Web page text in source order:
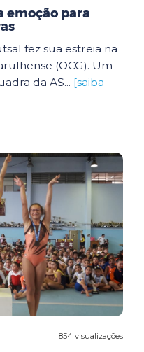
emoção para
fez sua estreia na
(OCG). Um
da AS... [saiba
854 visualizações